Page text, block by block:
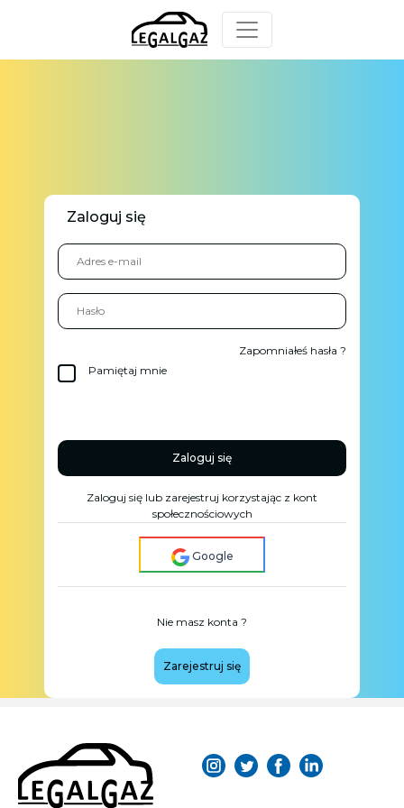
Zaloguj się
Pamiętaj mnie
Zapomniałeś hasła ?
Zaloguj się
Zaloguj się lub zarejestruj korzystając z kont
społecznościowych
Google
Nie masz konta ?
Zarejestruj się